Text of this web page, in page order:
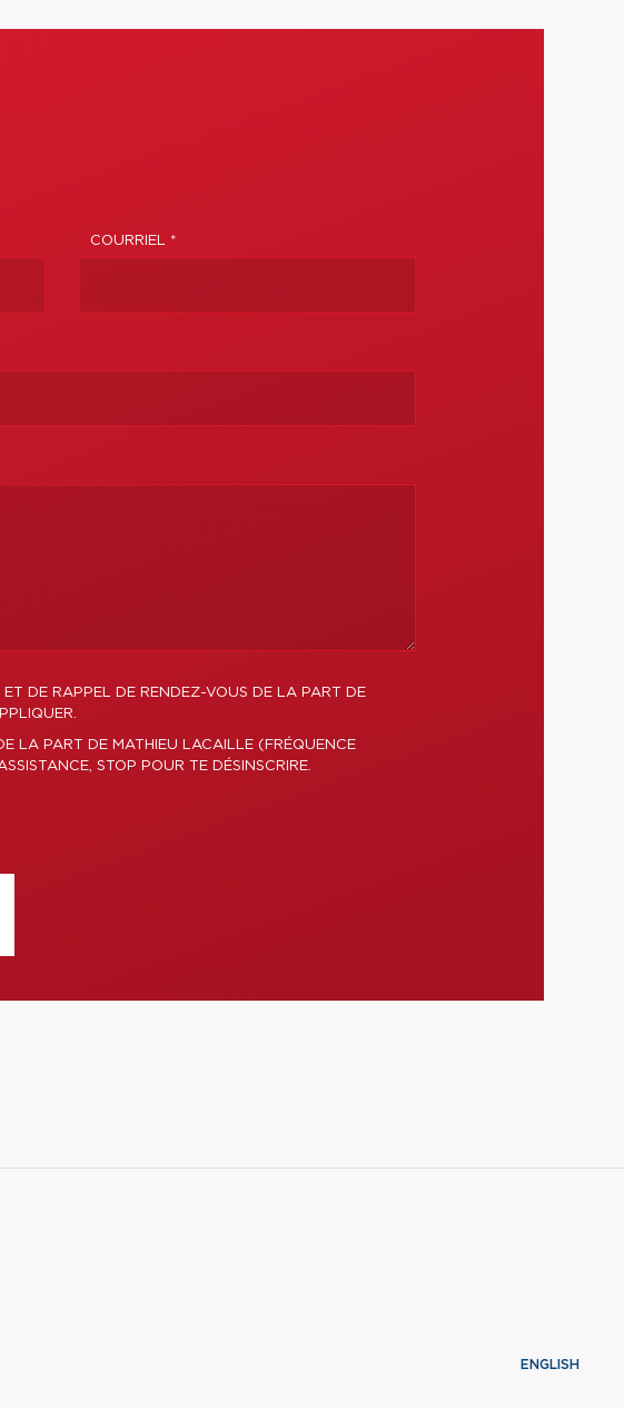
COURRIEL *
ET DE RAPPEL DE RENDEZ-VOUS DE LA PART DE
LA PART DE MATHIEU LACAILLE (FRÉQUENCE
STOP POUR TE DÉSINSCRIRE.
ENGLISH